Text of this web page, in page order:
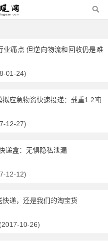
业痛点 但逆向物流和回收仍是难
01-24)
拟应急物资快速投递：载重1.2吨
12-27)
递盒：无惧隐私泄漏
12-12)
快递，还是我们的淘宝货
10-26)